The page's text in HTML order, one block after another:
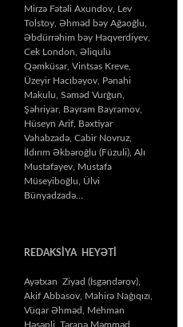
Mirzə Fətəli Axundov, Lev
Tolstoy, Əhməd bəy Ağaoğlu,
Əbdürrəhim bəy Haqverdiyev,
Cek London, Əliqulu
Qəmküsar, Vintsas Kreve,
Üzeyir Hacıbəyov, Pənahi
Makulu, Səməd Vurğun,
Şəhriyar, Bayram Bayramov,
Hüseyn Arif, Bəxtiyar
Vahabzadə, Cabir Novruz,
İldırım Əkbəroğlu (Füzuli), Alı
Mustafayev, Mustafa
Müseyiboğlu, Ülvi
Bünyadzadə…
REDAKSİYA HEYƏTİ
Ayətxan Ziyad (İsgəndərov),
Akif Abbasov, Mahirə Nağıqızı,
Vüqar Əhməd, Mehman
Həsənli, Təranə Məmməd,